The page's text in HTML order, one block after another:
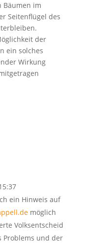
Bäumen im
Seitenflügel des
der
ein solches
Wirkung
ein Hinweis auf
möglich
Volksentscheid
Problems und der